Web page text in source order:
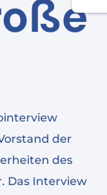
der
des
Das Interview